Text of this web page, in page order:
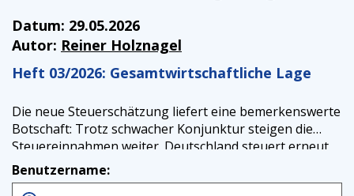
Datum: 29.05.2026
Autor: Reiner Holznagel
Heft 03/2026: Gesamtwirtschaftliche Lage
Die neue Steuerschätzung liefert eine bemerkenswerte
Botschaft: Trotz schwacher Konjunktur steigen die
Steuereinnahmen weiter. Deutschland steuert erneut
auf Rekordeinnahmen zu. Gleichzeitig bleibt das
Wirtschaftswachstum schwach, Unternehmen
Benutzername: